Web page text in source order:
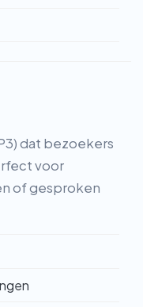
dat bezoekers
voor
of gesproken